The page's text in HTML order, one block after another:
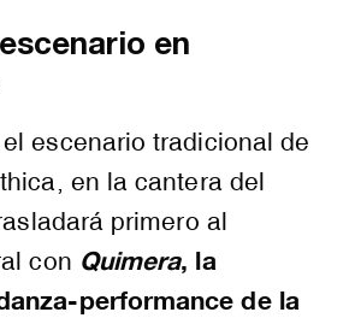
en
escenario tradicional de
en la cantera del
primero al
con Quimera, la
performance de la